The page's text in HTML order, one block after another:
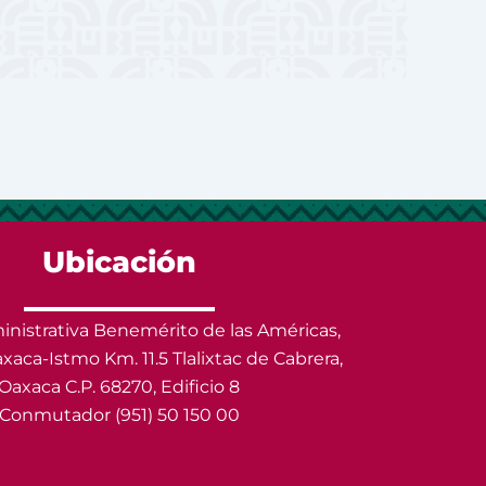
Ubicación
Benemérito de las Américas,
Istmo Km. 11.5 Tlalixtac de Cabrera,
C.P. 68270, Edificio 8
(951) 50 150 00